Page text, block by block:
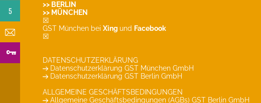
5
>> BERLIN
>> MÜNCHEN
☒
GST München bei Xing und Facebook
☒
DATENSCHUTZERKLÄRUNG
Datenschutzerklärung GST München GmbH
Datenschutzerklärung GST Berlin GmbH
ALLGEMEINE GESCHÄFTSBEDINGUNGEN
Allgemeine Geschäftsbedingungen (AGBs) GST Berlin GmbH